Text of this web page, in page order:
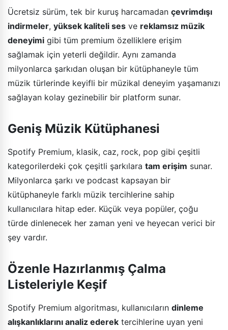
Ücretsiz sürüm, tek bir kuruş harcamadan çevrimdışı
indirmeler, yüksek kaliteli ses ve reklamsız müzik
deneyimi gibi tüm premium özelliklere erişim
sağlamak için yeterli değildir. Aynı zamanda
milyonlarca şarkıdan oluşan bir kütüphaneyle tüm
müzik türlerinde keyifli bir müzikal deneyim yaşamanızı
sağlayan kolay gezinebilir bir platform sunar.
Geniş Müzik Kütüphanesi
Spotify Premium, klasik, caz, rock, pop gibi çeşitli
kategorilerdeki çok çeşitli şarkılara tam erişim sunar.
Milyonlarca şarkı ve podcast kapsayan bir
kütüphaneyle farklı müzik tercihlerine sahip
kullanıcılara hitap eder. Küçük veya popüler, çoğu
türde dinlenecek her zaman yeni ve heyecan verici bir
şey vardır.
Özenle Hazırlanmış Çalma
Listeleriyle Keşif
Spotify Premium algoritması, kullanıcıların dinleme
alışkanlıklarını analiz ederek tercihlerine uyan yeni